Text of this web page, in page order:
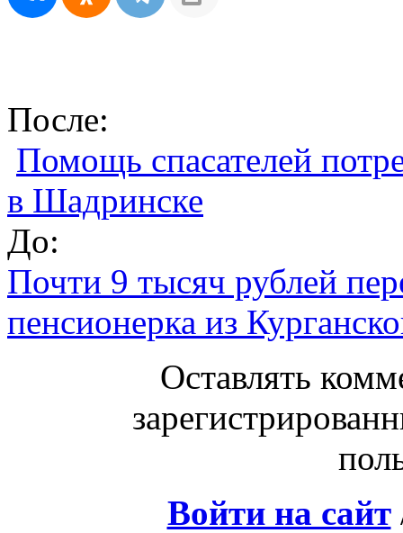
После:
Помощь спасателей
в Шадринске
До:
Почти 9 тысяч рублей
пенсионерка из
Оставлять
Войти на сайт